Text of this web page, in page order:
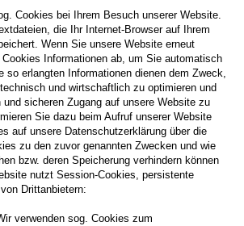
Cookies bei Ihrem Besuch unserer Website.
die Ihr Internet-Browser auf Ihrem
Wenn Sie unsere Website erneut
Informationen ab, um Sie automatisch
so erlangten Informationen dienen dem Zweck,
und wirtschaftlich zu optimieren und
und sicheren Zugang auf unsere Website zu
Sie dazu beim Aufruf unserer Website
auf unsere Datenschutzerklärung über die
zu den zuvor genannten Zwecken und wie
bzw. deren Speicherung verhindern können
nutzt Session-Cookies, persistente
Drittanbietern:
verwenden sog. Cookies zum